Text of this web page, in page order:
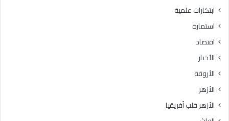
ابتكارات علمية
استمارة
اقتصاد
الأخبار
الأروقة
الأزهر
الأزهر قلب أفريقيا